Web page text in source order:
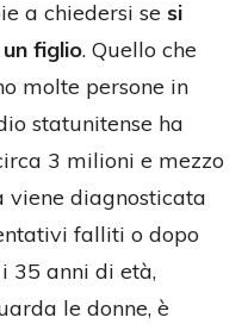
a chiedersi se si
figlio. Quello che
molte persone in
statunitense ha
3 milioni e mezzo
viene diagnosticata
falliti o dopo
35 anni di età,
le donne, è